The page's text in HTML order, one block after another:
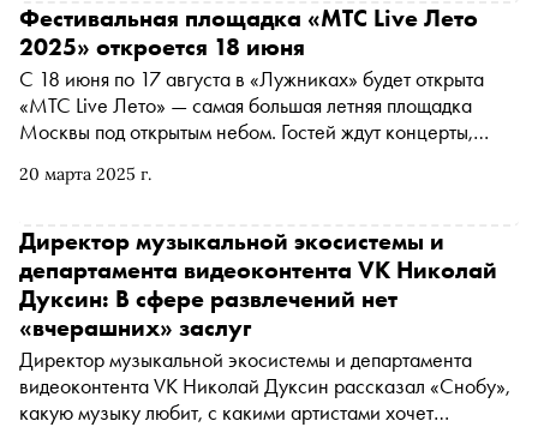
20 марта 2025 г.
Фестивальная площадка «МТС Live Лето
2025» откроется 18 июня
С 18 июня по 17 августа в «Лужниках» будет открыта
«МТС Live Лето» — самая большая летняя площадка
Москвы под открытым небом. Гостей ждут концерты,
мероприятия. Генеральный партнер — бренд
Директор музыкальной экосистемы и
департамента видеоконтента VK Николай
Дуксин: В сфере развлечений нет
«вчерашних» заслуг
Директор музыкальной экосистемы и департамента
видеоконтента VK Николай Дуксин рассказал «Снобу»,
какую музыку любит, с какими артистами хочет